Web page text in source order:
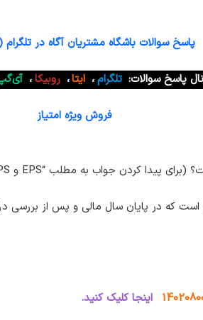
پاسخ سوالات باشگاه مشتریان آگاه در
پاسخ سوالات: تلگرام، ایتا، روبیکا،
فروش ویژه امتیاز
که در پایان سال مالی و پس از بررسی
اینجا کلیک کنید.